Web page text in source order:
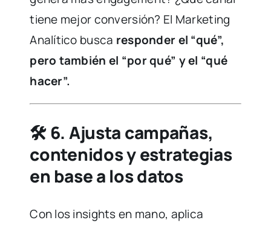
tiene mejor conversión? El Marketing
Analítico busca responder el “qué”,
pero también el “por qué” y el “qué
hacer”.
🛠️ 6. Ajusta campañas,
contenidos y estrategias
en base a los datos
Con los insights en mano, aplica